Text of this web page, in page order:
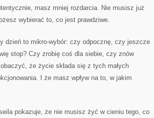
masz mniej rozdarcia. Nie musisz już
wybierać to, co jest prawdziwe.
dzień to mikro-wybór: czy odpocznę, czy jeszcze
stop? Czy zrobię coś dla siebie, czy znów
że życie składa się z tych małych
I że masz wpływ na to, w jakim
pokazuje, że nie musisz żyć w cieniu tego, co